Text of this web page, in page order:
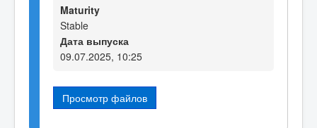
Maturity
Stable
Дата выпуска
09.07.2025, 10:25
Просмотр файлов